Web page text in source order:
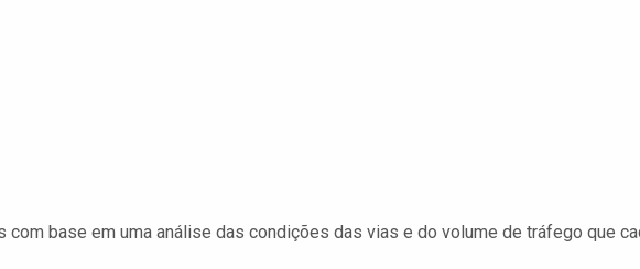
base em uma análise das condições das vias e do volume de tráfego que